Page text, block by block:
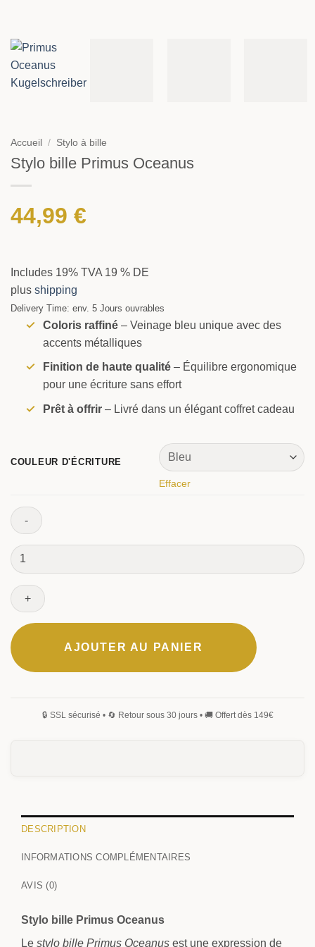
Accueil / Stylo à bille
Stylo bille Primus Oceanus
44,99 €
Includes 19% TVA 19 % DE
plus shipping
Delivery Time: env. 5 Jours ouvrables
Coloris raffiné– Veinage bleu unique avec des
accents métalliques
Finition de haute qualité– Équilibre ergonomique
pour une écriture sans effort
Prêt à offrir– Livré dans un élégant coffret cadeau
COULEUR D'ÉCRITURE
Effacer
quantité
de
Stylo
bille
Oceanus
AJOUTER AU PANIER
DESCRIPTION
INFORMATIONS COMPLÉMENTAIRES
AVIS (0)
Stylo bille Primus Oceanus
Le stylo bille Primus Oceanus est une expression de